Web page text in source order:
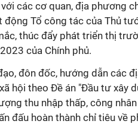
các cơ quan, địa phương
Tổ công tác của Thủ
thúc đẩy phát triển thị
của Chính phủ.
đôn đốc, hướng dẫn các
hội theo Đề án "Đầu tư xây
thu nhập thấp, công
đấu hoàn thành chỉ tiêu về